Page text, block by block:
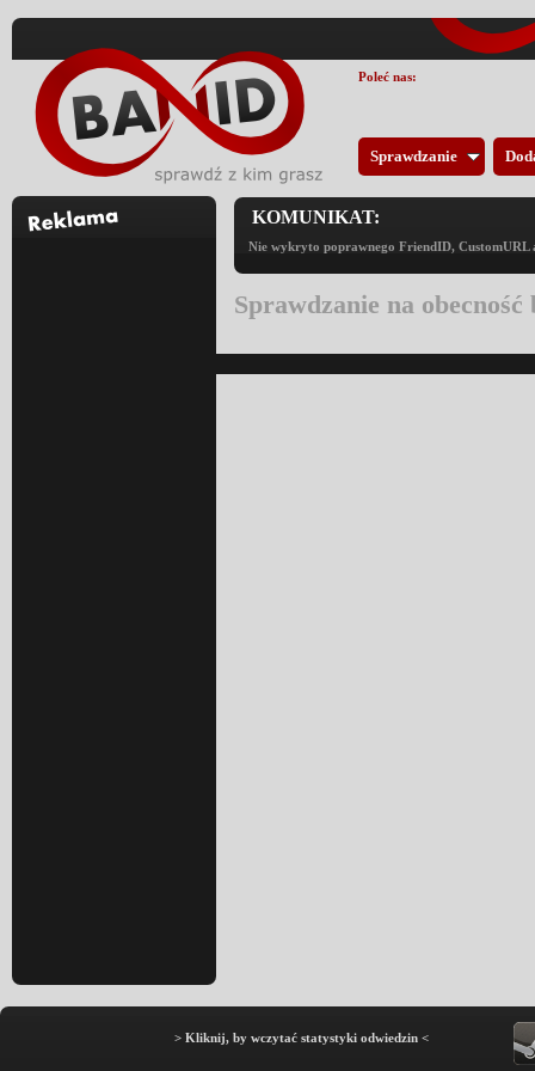
Sprawdzanie
KOMUNIKAT:
Nie wykryto poprawnego FriendID,
Sprawdzanie na
> Kliknij, by wczytać statystyki odwiedzin <
Poleć nas: